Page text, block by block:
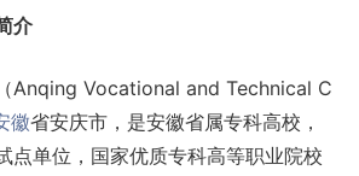
介
Anqing Vocational and Technical C
徽省安庆市，是安徽省属专科高校，
点单位，国家优质专科高等职业院校